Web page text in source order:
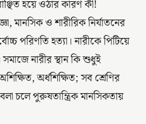
হয়ে ওঠার কারণ কী!
মানসিক ও শারীরিক নির্যাতনের
পরিণতি হত্যা। নারীকে পিটিয়ে
নারীর স্থান কি শুধুই
অর্ধশিক্ষিত; সব শ্রেণির
চলে পুরুষতান্ত্রিক মানসিকতায়